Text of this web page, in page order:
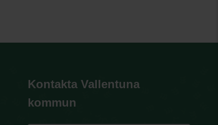
Kontakta Vallentuna
kommun